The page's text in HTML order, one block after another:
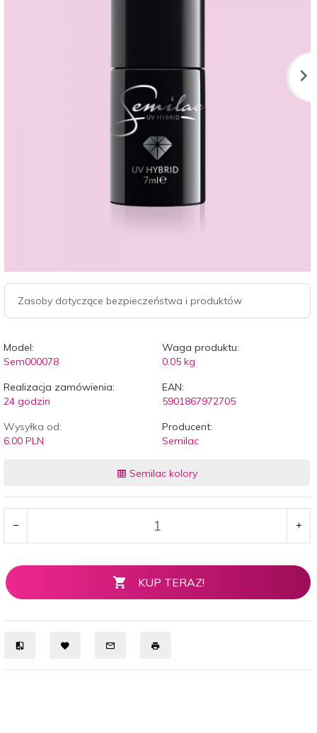
Zasoby dotyczące bezpieczeństwa i produktów
Model:
Sem000078
Waga produktu:
0.05 kg
Realizacja zamówienia:
24 godzin
EAN:
5901867972705
Wysyłka od:
6.00 PLN
Producent:
Semilac
Semilac kolory
KUP TERAZ!